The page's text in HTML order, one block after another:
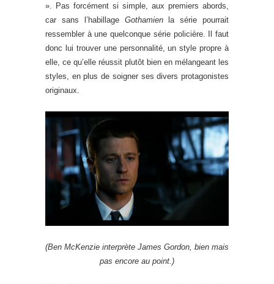
». Pas forcément si simple, aux premiers abords,
car sans l’habillage Gothamienla série pourrait
ressembler à une quelconque série policière. Il faut
donc lui trouver une personnalité, un style propre à
elle, ce qu’elle réussit plutôt bien en mélangeant les
styles, en plus de soigner ses divers protagonistes
originaux.
(Ben McKenzie interprète James Gordon, bien mais
pas encore au point.)